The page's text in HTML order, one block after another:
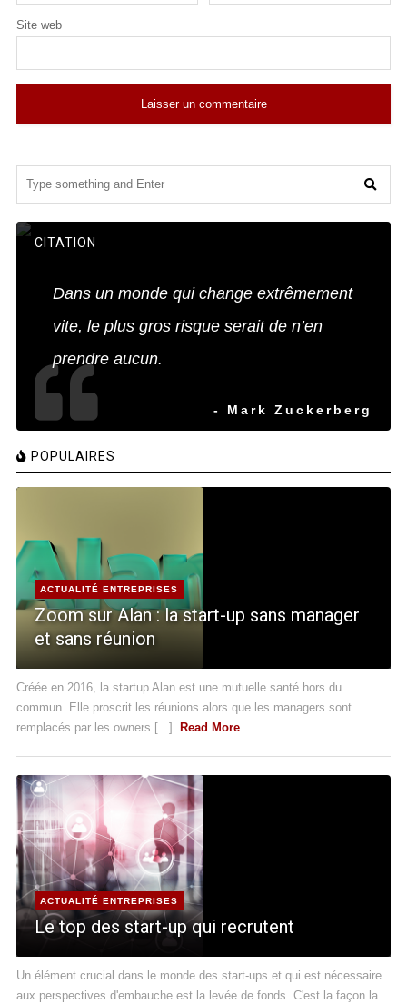
Site web
CITATION
Dans un monde qui change extrêmement
vite, le plus gros risque serait de n’en
prendre aucun.
- Mark Zuckerberg
POPULAIRES
ACTUALITÉ ENTREPRISES
Zoom sur Alan : la start-up sans manager
et sans réunion
Créée en 2016, la startup Alan est une mutuelle santé hors du
commun. Elle proscrit les réunions alors que les managers sont
remplacés par les owners [...] Read More
ACTUALITÉ ENTREPRISES
Le top des start-up qui recrutent
Un élément crucial dans le monde des start-ups et qui est nécessaire
aux perspectives d'embauche est la levée de fonds. C'est la façon la